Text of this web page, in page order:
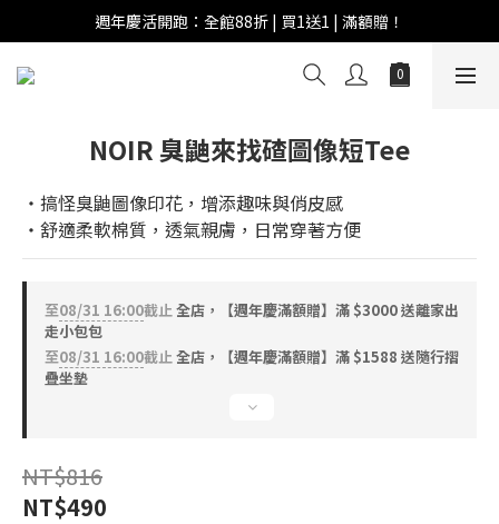
週年慶活開跑：全館88折 | 買1送1 | 滿額贈！
週年慶活開跑：全館88折 | 買1送1 | 滿額贈！
全館滿 $999 即享免運費！
NOIR 臭鼬來找碴圖像短Tee
‧搞怪臭鼬圖像印花，增添趣味與俏皮感
‧舒適柔軟棉質，透氣親膚，日常穿著方便
至08/31 16:00截止全店，【週年慶滿額贈】滿 $3000 送離家出
走小包包
至08/31 16:00截止全店，【週年慶滿額贈】滿 $1588 送隨行摺
疊坐墊
NT$816
NT$490